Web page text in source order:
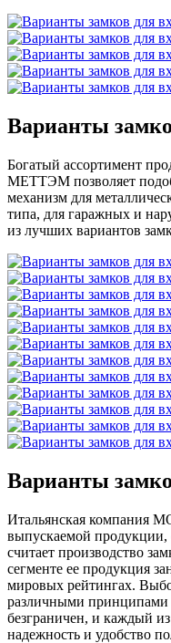
Варианты
Богатый ассортимент
МЕТТЭМ позволяет
механизм для
типа, для гаражных и
из лучших вариантов
Варианты
Итальянская компания
выпускаемой продукции,
считает производство
сегменте ее продукция
мировых рейтингах.
различными принципами
безграничен, и каждый
надежность и удобство